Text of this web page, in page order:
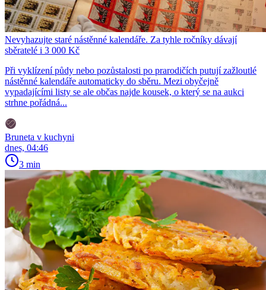
Nevyhazujte staré nástěnné kalendáře. Za tyhle ročníky dávají
sběratelé i 3 000 Kč
Při vyklízení půdy nebo pozůstalosti po prarodičích putují zažloutlé
nástěnné kalendáře automaticky do sběru. Mezi obyčejně
vypadajícími listy se ale občas najde kousek, o který se na aukci
strhne pořádná...
Bruneta v kuchyni
dnes, 04:46
3 min